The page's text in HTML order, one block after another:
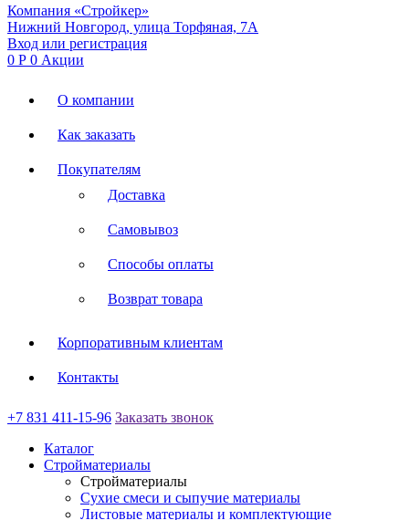
Компания «Стройкер»
Нижний Новгород, улица Торфяная, 7А
Вход или регистрация
0 Р 0 Акции
О компании
Как заказать
Покупателям
Доставка
Самовывоз
Способы оплаты
Возврат товара
Корпоративным клиентам
Контакты
+7 831 411-15-96 Заказать звонок
Каталог
Стройматериалы
Стройматериалы
Сухие смеси и сыпучие материалы
Листовые материалы и комплектующие